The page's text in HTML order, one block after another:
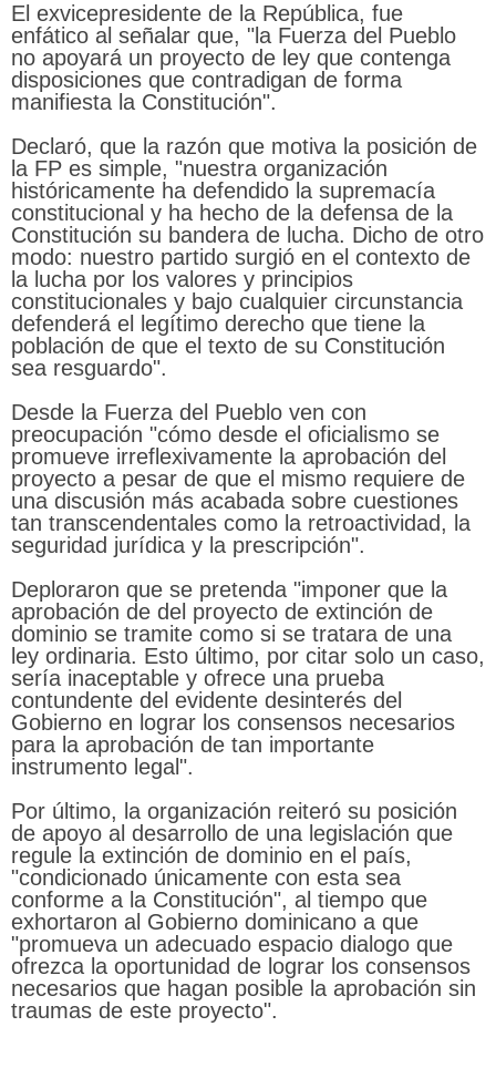
El exvicepresidente de la República, fue
enfático al señalar que, "la Fuerza del Pueblo
no apoyará un proyecto de ley que contenga
disposiciones que contradigan de forma
manifiesta la Constitución".
Declaró, que la razón que motiva la posición de
la FP es simple, "nuestra organización
históricamente ha defendido la supremacía
constitucional y ha hecho de la defensa de la
Constitución su bandera de lucha. Dicho de otro
modo: nuestro partido surgió en el contexto de
la lucha por los valores y principios
constitucionales y bajo cualquier circunstancia
defenderá el legítimo derecho que tiene la
población de que el texto de su Constitución
sea resguardo".
Desde la Fuerza del Pueblo ven con
preocupación "cómo desde el oficialismo se
promueve irreflexivamente la aprobación del
proyecto a pesar de que el mismo requiere de
una discusión más acabada sobre cuestiones
tan transcendentales como la retroactividad, la
seguridad jurídica y la prescripción".
Deploraron que se pretenda "imponer que la
aprobación de del proyecto de extinción de
dominio se tramite como si se tratara de una
ley ordinaria. Esto último, por citar solo un caso,
sería inaceptable y ofrece una prueba
contundente del evidente desinterés del
Gobierno en lograr los consensos necesarios
para la aprobación de tan importante
instrumento legal".
Por último, la organización reiteró su posición
de apoyo al desarrollo de una legislación que
regule la extinción de dominio en el país,
"condicionado únicamente con esta sea
conforme a la Constitución", al tiempo que
exhortaron al Gobierno dominicano a que
"promueva un adecuado espacio dialogo que
ofrezca la oportunidad de lograr los consensos
necesarios que hagan posible la aprobación sin
traumas de este proyecto".